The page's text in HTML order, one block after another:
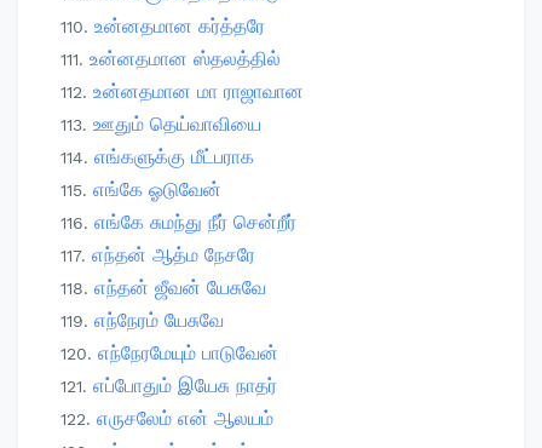
உன்னதமான கர்த்தரே
உன்னதமான ஸ்தலத்தில்
உன்னதமான மா ராஜாவான
ஊதும் தெய்வாவியை
எங்களுக்கு மீட்பராக
எங்கே ஓடுவேன்
எங்கே சுமந்து நீர் சென்றீர்
எந்தன் ஆத்ம நேசரே
எந்தன் ஜீவன் யேசுவே
எந்நேரம் யேசுவே
எந்நேரமேயும் பாடுவேன்
எப்போதும் இயேசு நாதர்
எருசலேம் என் ஆலயம்